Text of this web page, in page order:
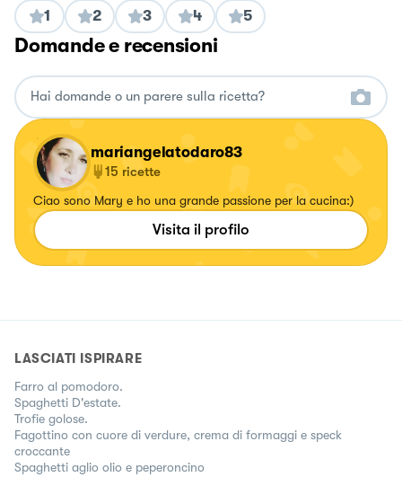
1 2 3 4 5
Domande e recensioni
mariangelatodaro83
15 ricette
Ciao sono Mary e ho una grande passione per la cucina:)
Visita il profilo
LASCIATI ISPIRARE
Farro al pomodoro.
Spaghetti D'estate.
Trofie golose.
Fagottino con cuore di verdure, crema di formaggi e speck
croccante
Spaghetti aglio olio e peperoncino